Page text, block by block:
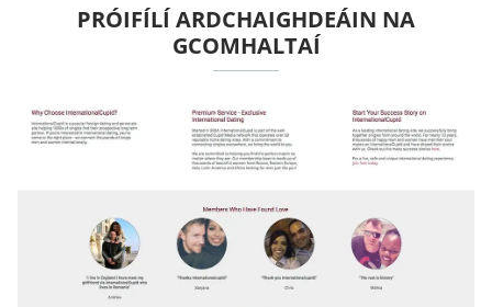
PRÓIFÍLÍ ARDCHAIGHDEÁIN NA
GCOMHALTAÍ